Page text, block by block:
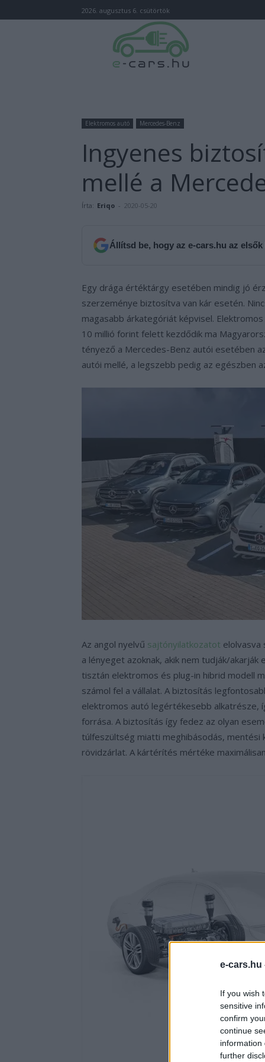
e-cars.hu
If you wish
sensitive
confirm
continue
information
further
2026. augusztus 6. csütörtök
Elektromos autó Mercedes-Benz
Ingyenes
mellé a
Írta: Eriqo - 2020-05-20
Állítsd be, hogy az e-cars.hu az
Egy drága értéktárgy esetében mindig jó
szerzeménye biztosítva van kár esetén.
magasabb árkategóriát képvisel.
10 millió forint felett kezdődik ma
tényező a Mercedes-Benz autói esetében
autói mellé, a legszebb pedig az egészben
Az angol nyelvű sajtónyilatkozatot elolvasva
a lényeget azoknak, akik nem tudják/akarják
tisztán elektromos és plug-in hibrid modell
számol fel a vállalat. A biztosítás
elektromos autó legértékesebb alkatrésze,
forrása. A biztosítás így fedez az olyan
túlfeszültség miatti meghibásodás,
rövidzárlat. A kártérítés mértéke